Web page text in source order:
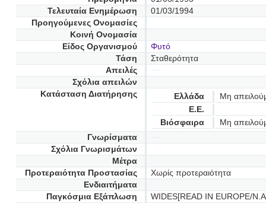
Τελευταία Ενημέρωση
01/03/1994
Προηγούμενες Oνομασίες
Κοινή Ονομασία
Είδος Οργανισμού
Φυτό
Τάση
Σταθερότητα
Απειλές
Σχόλια απειλών
Κατάσταση Διατήρησης
Ελλάδα
Μη
Ε.Ε.
Βιόσφαιρα
Μη
Γνωρίσματα
Σχόλια Γνωρισμάτων
Μέτρα
Προτεραιότητα Προστασίας
Χωρίς προτεραιότητα
Ενδιαιτήματα
Παγκόσμια Εξάπλωση
WIDES[READ IN EUROPE/